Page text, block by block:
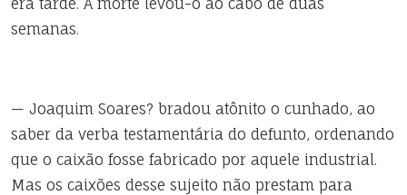
era tarde. A morte levou-o ao cabo de duas
semanas.
— Joaquim Soares? bradou atônito o cunhado, ao
saber da verba testamentária do defunto, ordenando
que o caixão fosse fabricado por aquele industrial.
Mas os caixões desse sujeito não prestam para